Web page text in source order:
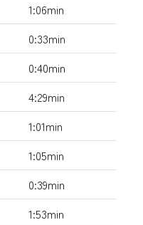
1:06min
0:33min
0:40min
4:29min
1:01min
1:05min
0:39min
1:53min